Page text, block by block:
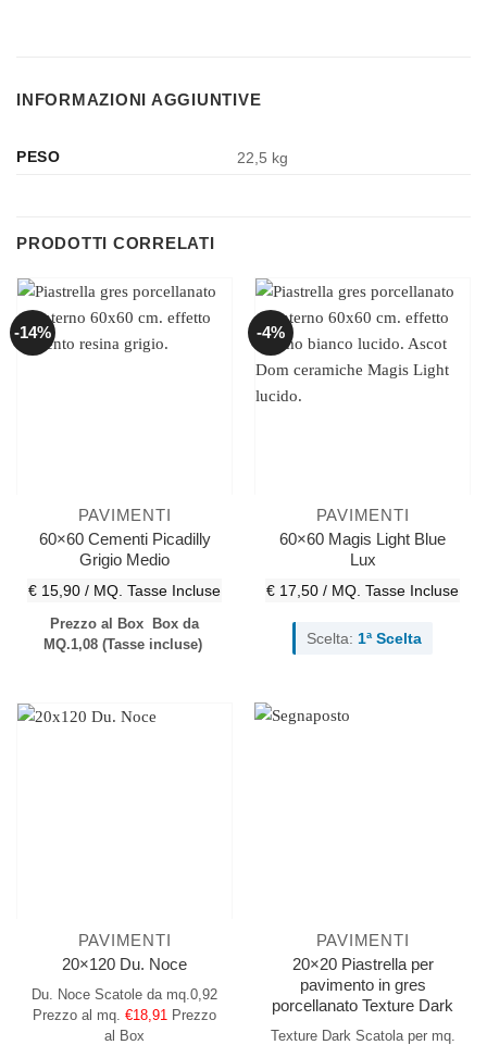
INFORMAZIONI AGGIUNTIVE
PESO 22,5 kg
PRODOTTI CORRELATI
-14%
PAVIMENTI
60×60 Cementi Picadilly
Grigio Medio
€ 15,90 / MQ. Tasse Incluse
Prezzo al Box
Box da
MQ.1,08 (Tasse incluse)
-4%
PAVIMENTI
60×60 Magis Light Blue
Lux
€ 17,50 / MQ. Tasse Incluse
Scelta: 1ª Scelta
PAVIMENTI
20×120 Du. Noce
Du. Noce Scatole da mq.0,92
Prezzo al mq. €18,91 Prezzo
al Box
PAVIMENTI
20×20 Piastrella per
pavimento in gres
porcellanato Texture Dark
Texture Dark Scatola per mq.